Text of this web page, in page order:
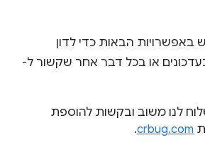
הבאות כדי לדון
או בכל דבר אחר שקשור ל-
לנו משוב ובקשות להוספת
crbug.com
.